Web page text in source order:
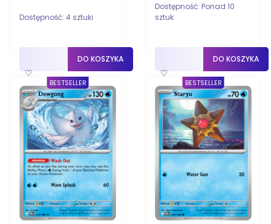
Dostępność: 4 sztuki
♡
DO KOSZYKA
Dostępność: Ponad 10
sztuk
♡
DO KOSZYKA
BESTSELLER BESTSELLER